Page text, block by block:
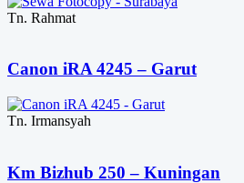
Tn. Rahmat
Canon iRA 4245 – Garut
Tn. Irmansyah
Km Bizhub 250 – Kuningan